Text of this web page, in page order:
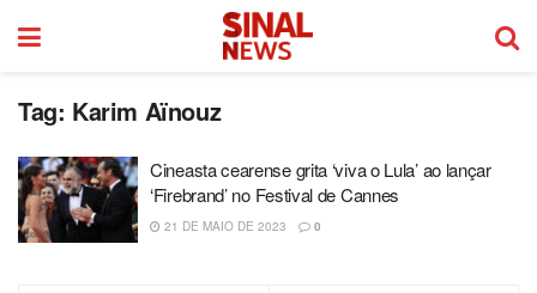
Tag: Karim Aïnouz
Cineasta cearense grita ‘viva o Lula’ ao lançar
‘Firebrand’ no Festival de Cannes
21 DE MAIO DE 2023 0